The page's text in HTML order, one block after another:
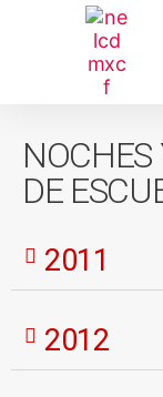
NOCHES
DE
2011
2012